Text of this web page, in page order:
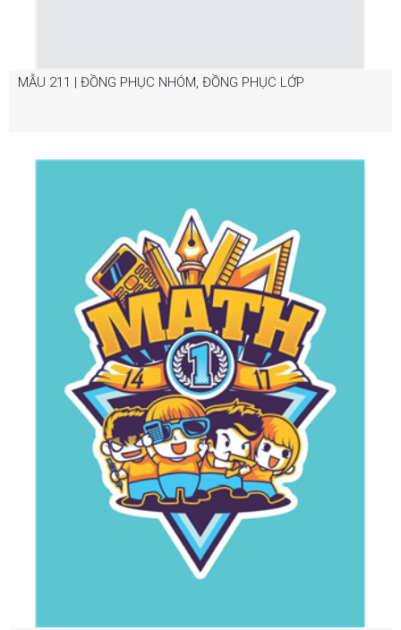
MẪU 211 | ĐỒNG PHỤC NHÓM, ĐỒNG PHỤC LỚP